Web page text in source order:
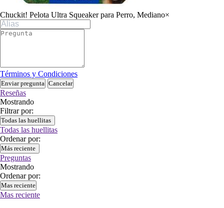
Chuckit! Pelota Ultra Squeaker para Perro, Mediano×
Términos y Condiciones
Enviar pregunta Cancelar
Reseñas
Mostrando
Filtrar por:
Todas las huellitas
Todas las huellitas
Ordenar por:
Más reciente
Preguntas
Mostrando
Ordenar por:
Mas reciente
Mas reciente